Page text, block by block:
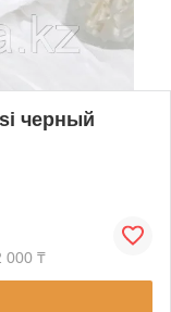
черный
000 ₸